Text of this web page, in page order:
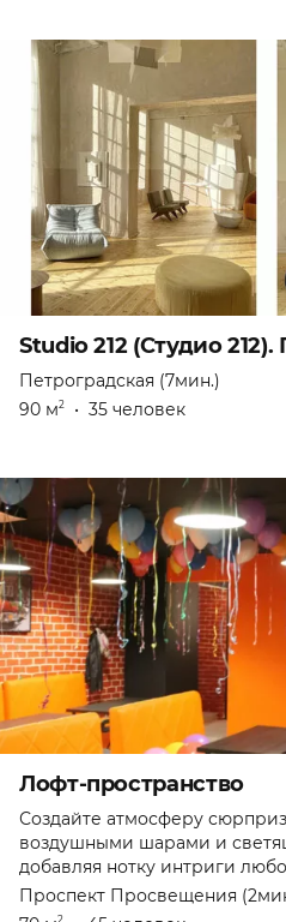
Studio 212 (Студио
Петроградская (7мин.)
90 м2 • 35 человек
Лофт-пространство
Создайте атмосферу
воздушными шарами и
добавляя нотку интриги
Проспект Просвещения